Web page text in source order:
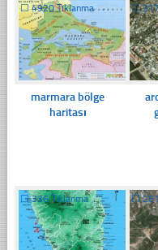
☐4920 Tıklanma
marmara bölge
haritası
☐
☐336 Tıklanma ☐